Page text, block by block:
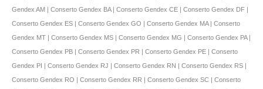
Gendex AM | Conserto Gendex BA | Conserto Gendex CE | Conserto Gendex DF |
Conserto Gendex ES | Conserto Gendex GO | Conserto Gendex MA | Conserto
Gendex MT | Conserto Gendex MS | Conserto Gendex MG | Conserto Gendex PA |
Conserto Gendex PB | Conserto Gendex PR | Conserto Gendex PE | Conserto
Gendex PI | Conserto Gendex RJ | Conserto Gendex RN | Conserto Gendex RS |
Conserto Gendex RO | Conserto Gendex RR | Conserto Gendex SC | Conserto